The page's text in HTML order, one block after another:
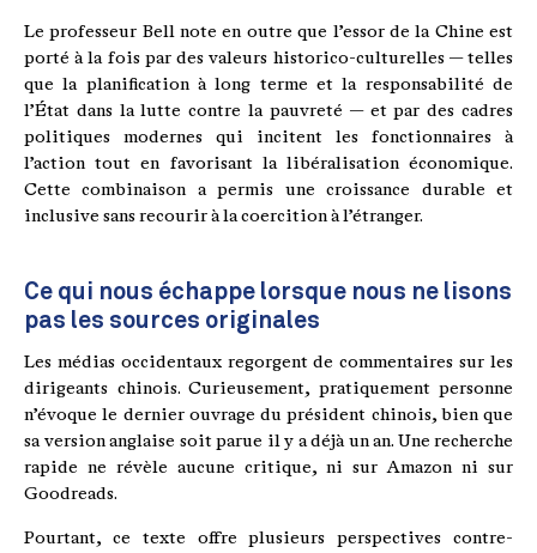
Le professeur Bell note en outre que l’essor de la Chine est
porté à la fois par des valeurs historico-culturelles — telles
que la planification à long terme et la responsabilité de
l’État dans la lutte contre la pauvreté — et par des cadres
politiques modernes qui incitent les fonctionnaires à
l’action tout en favorisant la libéralisation économique.
Cette combinaison a permis une croissance durable et
inclusive sans recourir à la coercition à l’étranger.
Ce qui nous échappe lorsque nous ne lisons
pas les sources originales
Les médias occidentaux regorgent de commentaires sur les
dirigeants chinois. Curieusement, pratiquement personne
n’évoque le dernier ouvrage du président chinois, bien que
sa version anglaise soit parue il y a déjà un an. Une recherche
rapide ne révèle aucune critique, ni sur Amazon ni sur
Goodreads.
Pourtant, ce texte offre plusieurs perspectives contre-